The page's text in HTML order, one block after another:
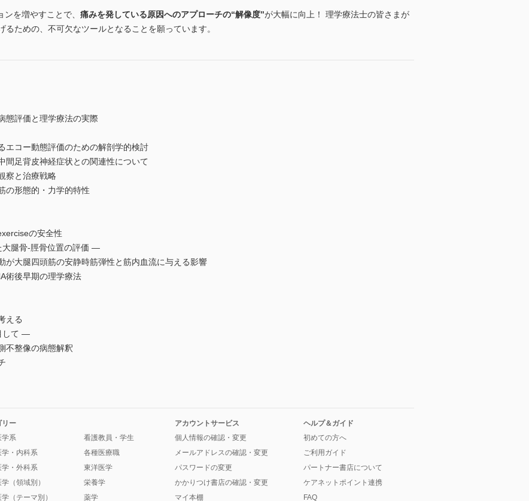
を増やすことで、 痛みを発している原因へのアプローチの“解像度”が大幅に向上！ 理学療法士の皆さまが
るための、不可欠なツールとなることを願っています。
態評価と理学療法の実際
エコー動態評価のための解剖学的検討
間足背皮神経症状との関連性について
察と治療戦略
の形態的・力学的特性
の安全性
腿骨-脛骨位置の評価 ―
が大腿四頭筋の安静時筋弾性と筋内血流に与える影響
術後早期の理学療法
える
して ―
不整像の病態解釈
リー
学系
学・内科系
学・外科系
（領域別）
（テーマ別）
看護教員・学生
各種医療職
東洋医学
栄養学
薬学
アカウントサービス
個人情報の確認・変更
メールアドレスの確認・変更
パスワードの変更
かかりつけ書店の確認・変更
マイ本棚
ヘルプ＆ガイド
初めての方へ
ご利用ガイド
パートナー書店について
ケアネットポイント連携
FAQ